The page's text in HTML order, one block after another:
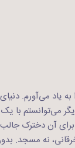
یاد می‌آورم.
می‌توانستم با
آن دخترک
نه مسجد.